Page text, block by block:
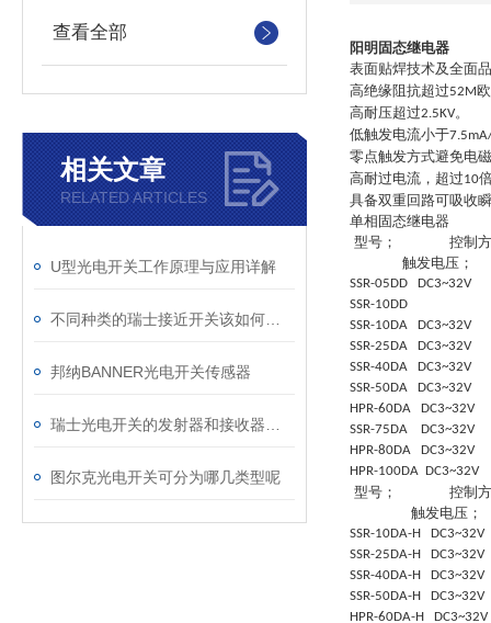
查看全部
相关文章
RELATED ARTICLES
U型光电开关工作原理与应用详解
邦纳BANNER光电开关传感器
图尔克光电开关可分为哪几类型呢
阳明固态继电器
表面贴焊技术及全面
高绝缘阻抗超过52M
高耐压超过2.5KV。
低触发电流小于
零点触发方式避免电磁
高耐过电流，超过10
具备双重回路可吸收
单相固态继电器
型号；
控制
触发电压；
SSR-05DD
SSR-10DD
SSR-10DA DC3~32V
SSR-25DA DC3~32V
SSR-40DA DC3~32V
SSR-50DA DC3~32V
HPR-60DA DC3~32V
SSR-75DA DC3~32V
HPR-80DA DC3~32V
HPR-100DA
型号；
控制
触发电压；
SSR-10DA-H
SSR-25DA-H
SSR-40DA-H
SSR-50DA-H
HPR-60DA-H